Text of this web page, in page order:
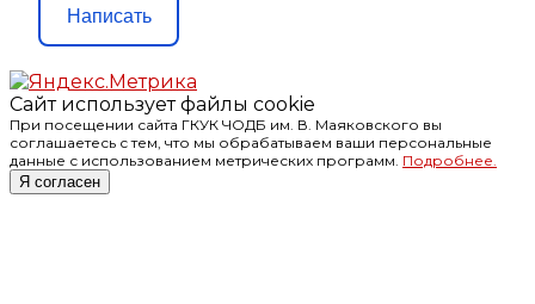
Написать
Сайт использует файлы cookie
При посещении сайта ГКУК ЧОДБ им. В. Маяковского вы
соглашаетесь с тем, что мы обрабатываем ваши персональные
данные с использованием метрических программ. Подробнее.
Я согласен